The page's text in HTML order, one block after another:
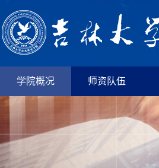
学院概况 师资队伍